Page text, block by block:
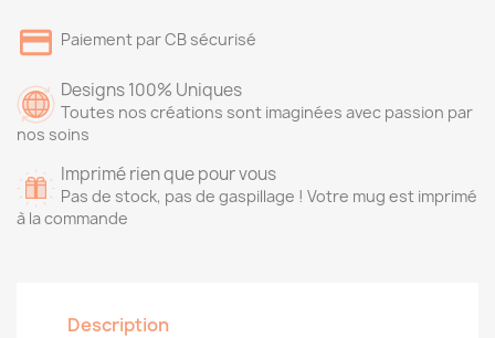
Paiement par CB sécurisé
Designs 100% Uniques
Toutes nos créations sont imaginées avec passion par
nos soins
Imprimé rien que pour vous
Pas de stock, pas de gaspillage ! Votre mug est imprimé
à la commande
Description